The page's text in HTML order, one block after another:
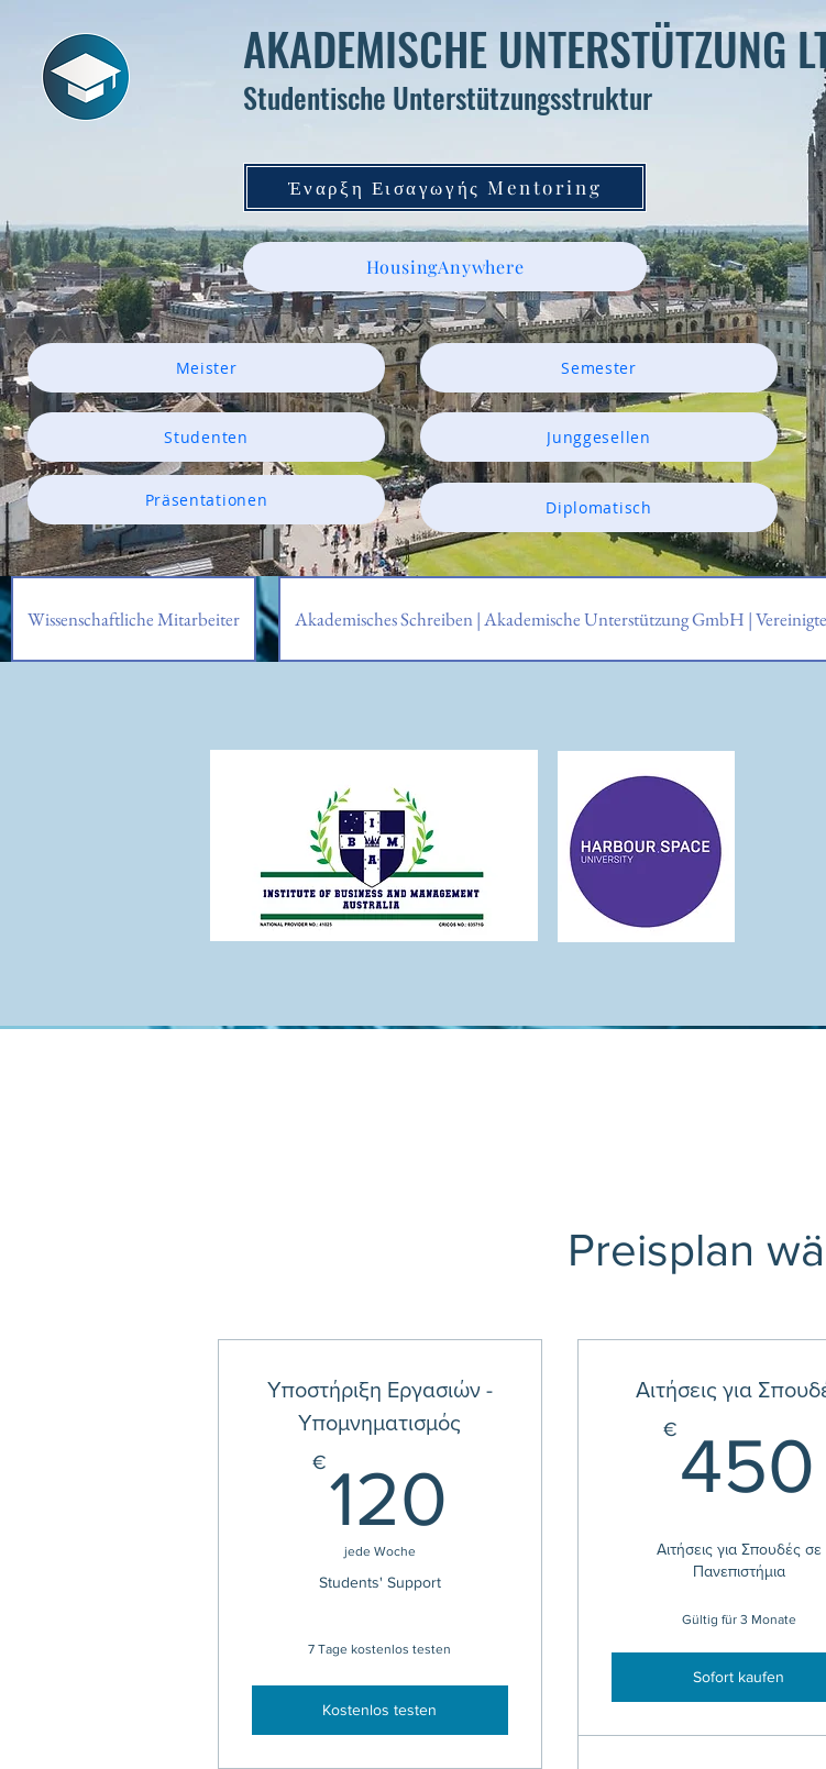
AKADEMISCHE UNTERSTÜTZUNG
Studentische Unterstützungsstruktur
Έναρξη Εισαγωγής Mentoring
HousingAnywhere
Meister
Studenten
Präsentationen
Semester
Junggesellen
Diplomatisch
Wissenschaftliche Mitarbeiter Akademisches Schreiben | Akademische Unterstützung GmbH |
Preisplan
Υποστήριξη Εργασιών -
Υπομνηματισμός
€ 120
jede Woche
Students' Support
7 Tage kostenlos testen
Kostenlos testen
Αιτήσεις για
€ 450
Αιτήσεις για Σπουδές σε
Πανεπιστήμια
Gültig für 3 Monate
Sofort kaufen